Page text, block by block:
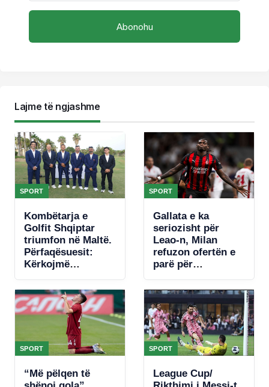
Lajme të ngjashme
SPORT
Kombëtarja e
Golfit Shqiptar
triumfon në Maltë.
Përfaqësuesit:
Kërkojmë
kemi fusha
SPORT
Gallata e ka
seriozisht për
Leao-n, Milan
refuzon ofertën e
parë për
SPORT
“Më pëlqen të
SPORT
League Cup/